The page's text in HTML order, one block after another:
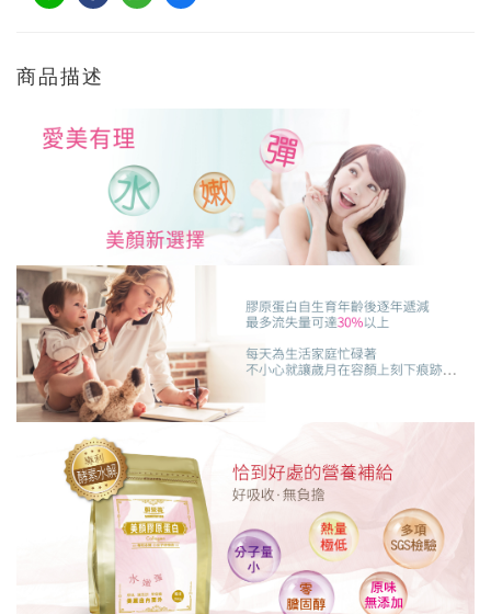
商品描述